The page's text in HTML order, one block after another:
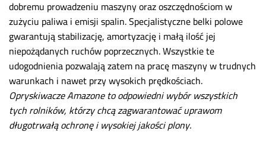
dobremu prowadzeniu maszyny oraz oszczędnościom w
zużyciu paliwa i emisji spalin. Specjalistyczne belki polowe
gwarantują stabilizację, amortyzację i małą ilość jej
niepożądanych ruchów poprzecznych. Wszystkie te
udogodnienia pozwalają zatem na pracę maszyny w trudnych
warunkach i nawet przy wysokich prędkościach.
Opryskiwacze Amazone to odpowiedni wybór wszystkich
tych rolników, którzy chcą zagwarantować uprawom
długotrwałą ochronę i wysokiej jakości plony.